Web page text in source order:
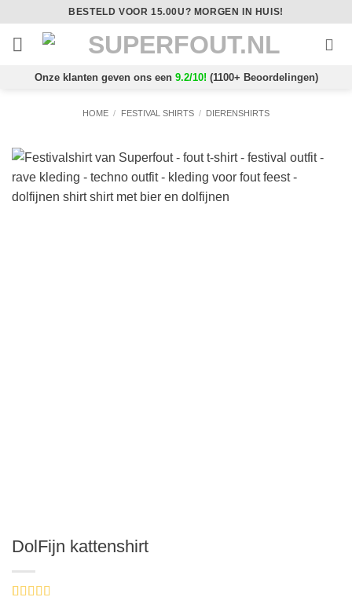
inhoud
BESTELD VOOR 15.00U? MORGEN IN HUIS!
Onze klanten geven ons een 9.2/10! (1100+ Beoordelingen)
HOME / FESTIVAL SHIRTS / DIERENSHIRTS
DolFijn kattenshirt